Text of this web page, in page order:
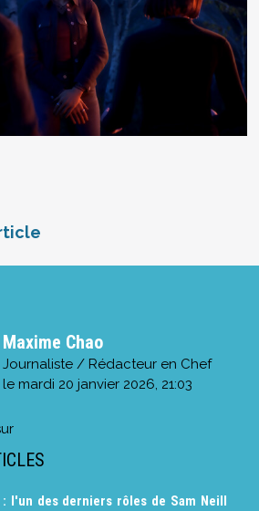
Maxime Chao
Journaliste / Rédacteur en Chef
le mardi 20 janvier 2026, 21:03
l'un des derniers rôles de Sam Neill